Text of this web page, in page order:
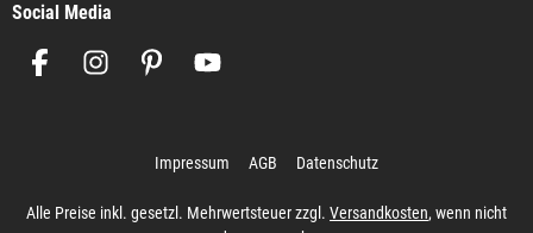
Social Media
Impressum AGB Datenschutz
Alle Preise inkl. gesetzl. Mehrwertsteuer zzgl. Versandkosten, wenn nicht